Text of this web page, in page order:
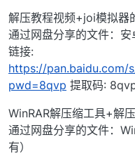
解压教程视频+joi模拟器
通过网盘分享的文件：
链接:
https://pan.baidu.com/
pwd=8qvp 提取码:
WinRAR解压缩工具+解
通过网盘分享的文件：
有）